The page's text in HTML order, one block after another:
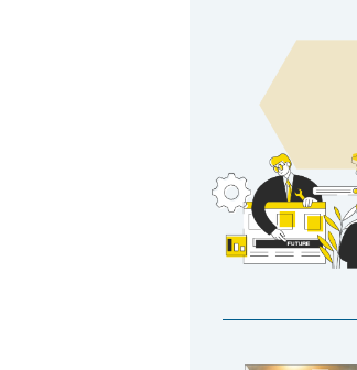
ログイン
会社情報